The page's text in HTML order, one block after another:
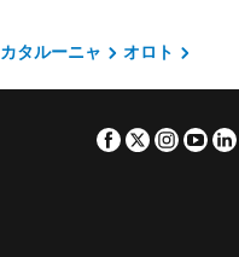
pet friendly hotels
プロドン, pet friendly hotels
pet friendly hotels
カタルーニャ
オロト
Facebook
Twitter